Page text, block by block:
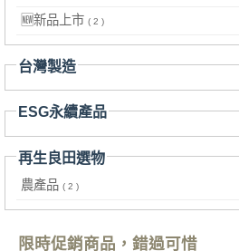
🆕新品上市 ( 2 )
台灣製造
ESG永續產品
再生良田選物
農產品 ( 2 )
限時促銷商品，錯過可惜